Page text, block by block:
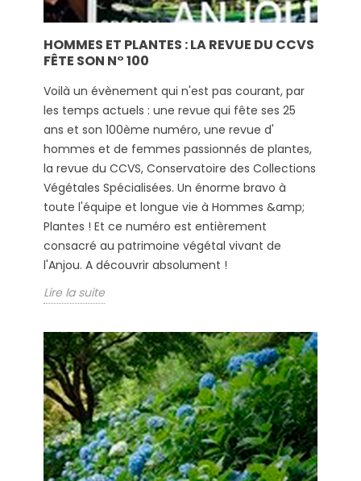
HOMMES ET PLANTES : LA REVUE DU CCVS
FÊTE SON N° 100
Voilà un évènement qui n'est pas courant, par
les temps actuels : une revue qui fête ses 25
ans et son 100ème numéro, une revue d'
hommes et de femmes passionnés de plantes,
la revue du CCVS, Conservatoire des Collections
Végétales Spécialisées. Un énorme bravo à
toute l'équipe et longue vie à Hommes &amp;
Plantes ! Et ce numéro est entièrement
consacré au patrimoine végétal vivant de
l'Anjou. A découvrir absolument !
Lire la suite